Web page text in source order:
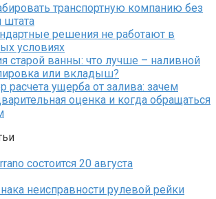
транспортную компанию без
штата
решения не работают в
условиях
старой ванны: что лучше – наливной
или вкладыш?
расчета ущерба от залива: зачем
оценка и когда обращаться
состоится 20 августа
неисправности рулевой рейки